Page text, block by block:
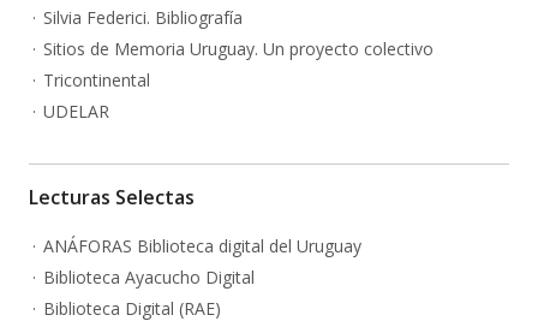
Silvia Federici. Bibliografía
Sitios de Memoria Uruguay. Un proyecto colectivo
Tricontinental
UDELAR
Lecturas Selectas
ANÁFORAS Biblioteca digital del Uruguay
Biblioteca Ayacucho Digital
Biblioteca Digital (RAE)